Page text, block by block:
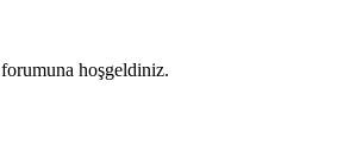
forumuna hoşgeldiniz.